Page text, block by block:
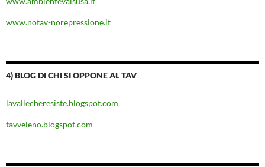
www.notav-norepressione.it
4) BLOG DI CHI SI OPPONE AL TAV
lavallecheresiste.blogspot.com
tavveleno.blogspot.com